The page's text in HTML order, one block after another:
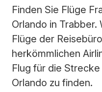
Finden Sie Flüge
Orlando in Trabber.
Flüge der
herkömmlichen
Flug für die
Orlando zu finden.